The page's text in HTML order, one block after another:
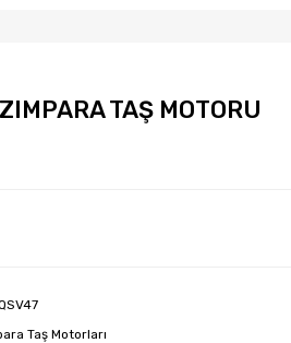
TAŞ MOTORU
Taş Motorları